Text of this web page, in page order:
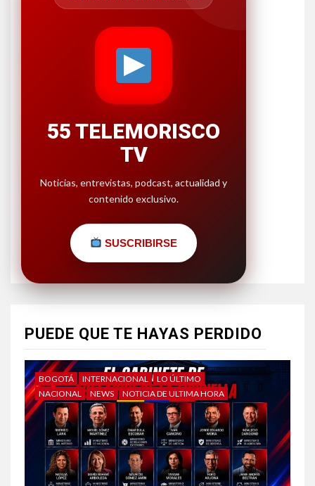
55 TELEMORISCO
TV
Noticias, entrevistas, podcast, actualidad y
contenido exclusivo.
SUSCRIBIRSE
PUEDE QUE TE HAYAS PERDIDO
BOGOTÁ INTERNACIONAL
LO ÚLTIMO
NACIONAL
NEWS NOTICIA DE ULTIMA HORA